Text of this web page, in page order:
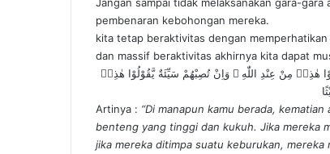
pembenaran kebohongan mereka.
kita tetap beraktivitas dengan
dan massif beraktivitas akhirnya kita dapat
هٰذِهٖ مِنْ عِنْدِ اللّٰهِ ۚ وَاِنْ تُصِبْهُمْ سَيِّئَةٌ يَّقُوْلُوْا هٰذِهٖ
Artinya : “Di manapun kamu berada,
benteng yang tinggi dan kukuh. Jika mereka
jika mereka ditimpa suatu keburukan, mereka